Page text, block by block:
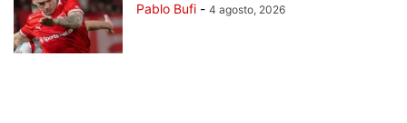
Pablo Bufi - 4 agosto, 2026